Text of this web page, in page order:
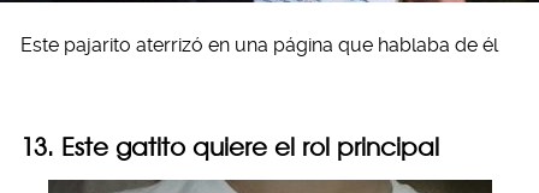
Este pajarito aterrizó en una página que hablaba de él
13. Este gatito quiere el rol principal